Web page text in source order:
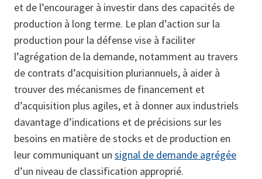
et de l’encourager à investir dans des capacités de
production à long terme. Le plan d’action sur la
production pour la défense vise à faciliter
l’agrégation de la demande, notamment au travers
de contrats d’acquisition pluriannuels, à aider à
trouver des mécanismes de financement et
d’acquisition plus agiles, et à donner aux industriels
davantage d’indications et de précisions sur les
besoins en matière de stocks et de production en
leur communiquant un signal de demande agrégée
d’un niveau de classification approprié.